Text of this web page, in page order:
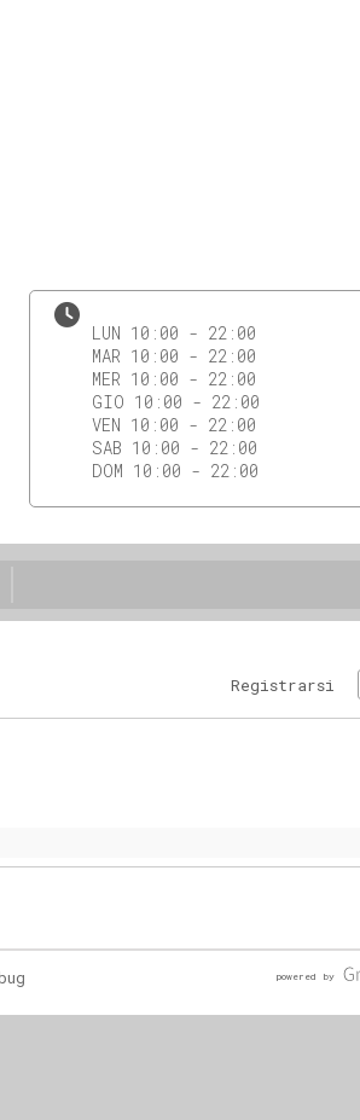
LUN 10:00 - 22:00
MAR 10:00 - 22:00
MER 10:00 - 22:00
GIO 10:00 - 22:00
VEN 10:00 - 22:00
SAB 10:00 - 22:00
DOM 10:00 - 22:00